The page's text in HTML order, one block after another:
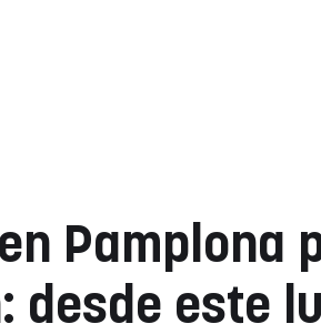
Pamplona
desde este